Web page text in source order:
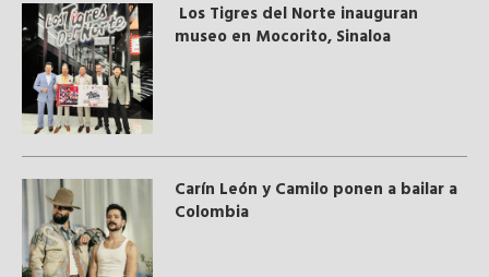
Los Tigres del Norte inauguran
museo en Mocorito, Sinaloa
Carín León y Camilo ponen a bailar a
Colombia